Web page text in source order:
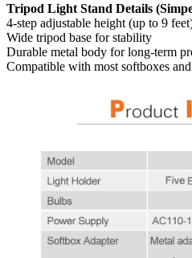
Tripod Light Stand Details
4-step adjustable height (up to 9
Wide tripod base for stability
Durable metal body for long-term
Compatible with most softboxes